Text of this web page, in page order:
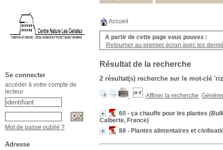
Accueil
A partir de cette page vous pouvez :
Retourner au premier écran avec les
Résultat de la recherche
2 résultat(s) recherche sur le mot-clé
Affiner la recherche
60 - ça chauffe pour les plantes
Calberte, France)
88 - Plantes alimentaires et
Se connecter
accéder à votre compte de
lecteur
Mot de passe oublié ?
Adresse